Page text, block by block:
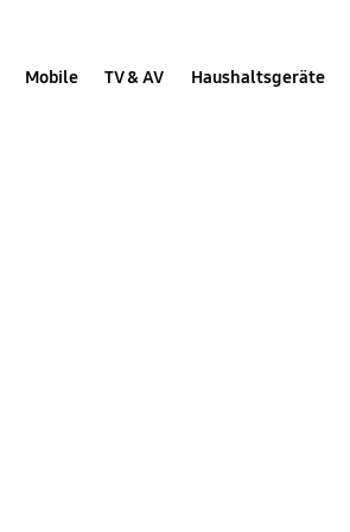
Mobile TV & AV Haushaltsgeräte